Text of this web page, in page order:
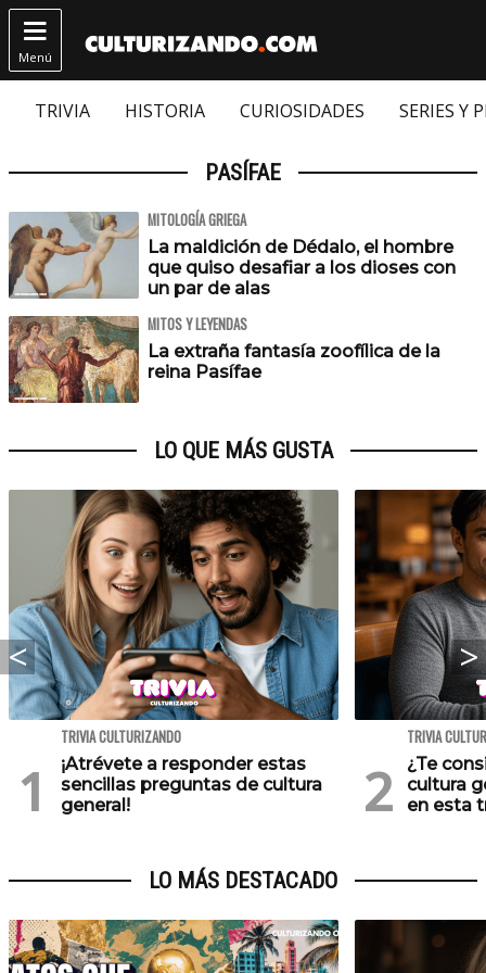

Menú
TRIVIA HISTORIA CURIOSIDADES SERIES Y
PASÍFAE
MITOLOGÍA GRIEGA
La maldición de Dédalo, el hombre
que quiso desafiar a los dioses con
un par de alas
MITOS Y LEYENDAS
La extraña fantasía zoofílica de la
reina Pasífae
LO QUE MÁS GUSTA
TRIVIA CULTURIZANDO
¡Atrévete a responder estas
sencillas preguntas de cultura
general!
TRIVIA
¿Te
cultura
en esta
LO MÁS DESTACADO